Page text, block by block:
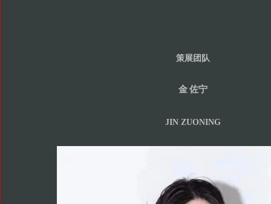
策展团队
金 佐宁
JIN ZUONING